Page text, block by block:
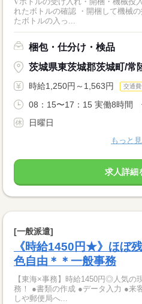
れたボトルの確認 ・開梱して機械
たボトルの入っ...
梱包・仕分け・検品
茨城県東茨城郡茨城町/常
時給1,250円～1,563円 交通
08：15〜17：15 実働8時間
日曜日
もっと
求人詳細
[一般派遣]
《時給1450円★》ほぼ
色自由＊＊一般事務
【東海×事務】時給1450円◎人気の
務！ ●書類の作成 ●データ入力 ●来
しや郵便局へ...